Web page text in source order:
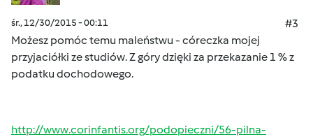
śr., 12/30/2015 - 00:11
#3
Możesz pomóc temu maleństwu - córeczka mojej
przyjaciółki ze studiów. Z góry dzięki za przekazanie 1 % z
podatku dochodowego.
http://www.corinfantis.org/podopieczni/56-pilna-